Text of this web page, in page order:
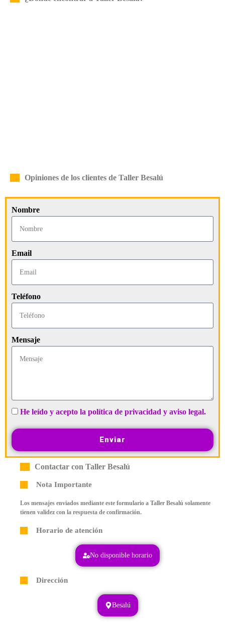
Opiniones de los clientes de Taller Besalú
Nombre
Email
Teléfono
Mensaje
He leído y acepto la política de privacidad y aviso legal.
Enviar
Contactar con Taller Besalú
Nota Importante
Los mensajes enviados mediante este formulario a Taller Besalú solamente
tienen validez con la respuesta de confirmación.
Horario de atención
No disponible horario
Dirección
Besalú